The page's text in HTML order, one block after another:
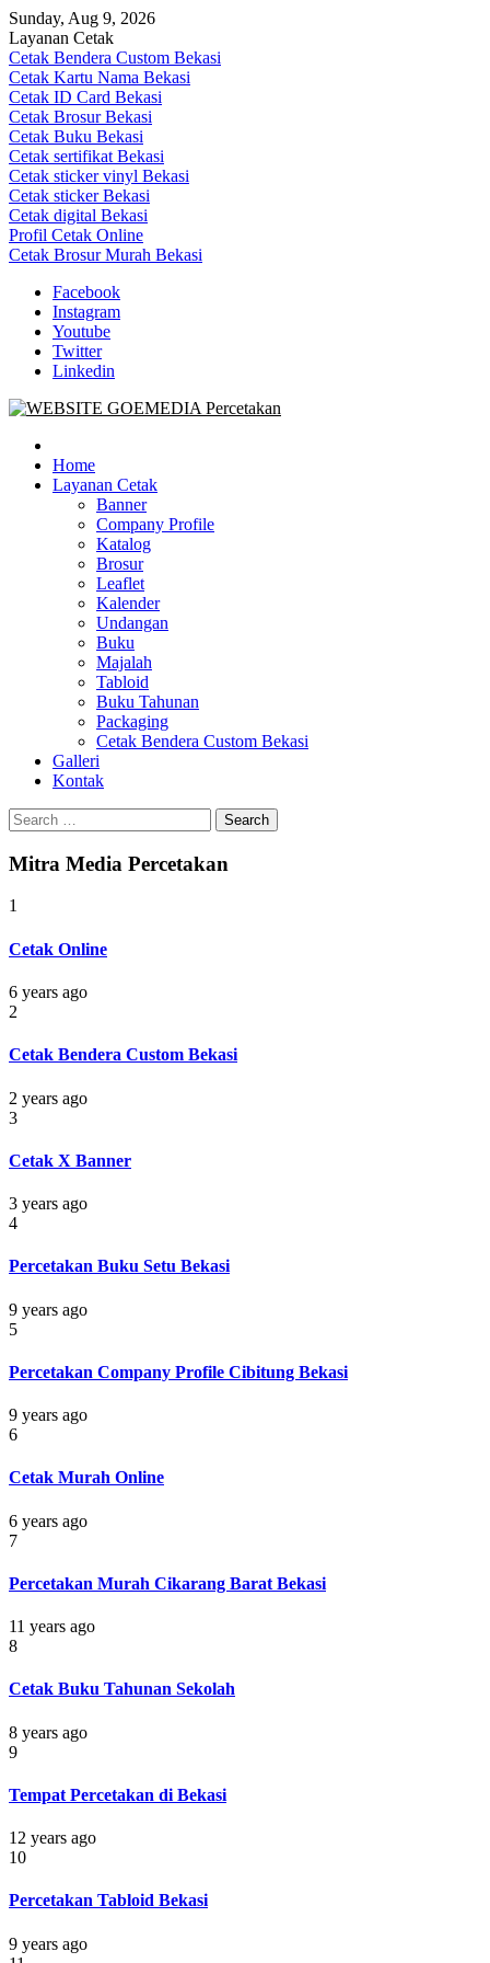
Skip
to
content
Sunday, Aug 9, 2026
Layanan Cetak
Cetak Bendera Custom Bekasi
Cetak Kartu Nama Bekasi
Cetak ID Card Bekasi
Cetak Brosur Bekasi
Cetak Buku Bekasi
Cetak sertifikat Bekasi
Cetak sticker vinyl Bekasi
Cetak sticker Bekasi
Cetak digital Bekasi
Profil Cetak Online
Cetak Brosur Murah Bekasi
Facebook
Instagram
Youtube
Twitter
Linkedin
Goe Media Percetakan | 0822-4439-5599 (Call/WA)
0822-4439-5599 (Call/WA) Percetakan jasa cetak banner buku yasin
invoice kartu nama label map nota spanduk stiker undangan
pernikahan murah online 24 jam
Home
Layanan Cetak
Banner
Company Profile
Katalog
Brosur
Leaflet
Kalender
Undangan
Buku
Majalah
Tabloid
Buku Tahunan
Packaging
Cetak Bendera Custom Bekasi
Galleri
Kontak
Search
for:
Mitra Media Percetakan
1
Cetak Online
6 years ago
2
Cetak Bendera Custom Bekasi
2 years ago
3
Cetak X Banner
3 years ago
4
Percetakan Buku Setu Bekasi
9 years ago
5
Percetakan Company Profile Cibitung Bekasi
9 years ago
6
Cetak Murah Online
6 years ago
7
Percetakan Murah Cikarang Barat Bekasi
11 years ago
8
Cetak Buku Tahunan Sekolah
8 years ago
9
Tempat Percetakan di Bekasi
12 years ago
10
Percetakan Tabloid Bekasi
9 years ago